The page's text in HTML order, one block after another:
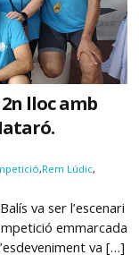
2n lloc amb
,Rem Lúdic,
va ser l’escenari
emmarcada
va […]